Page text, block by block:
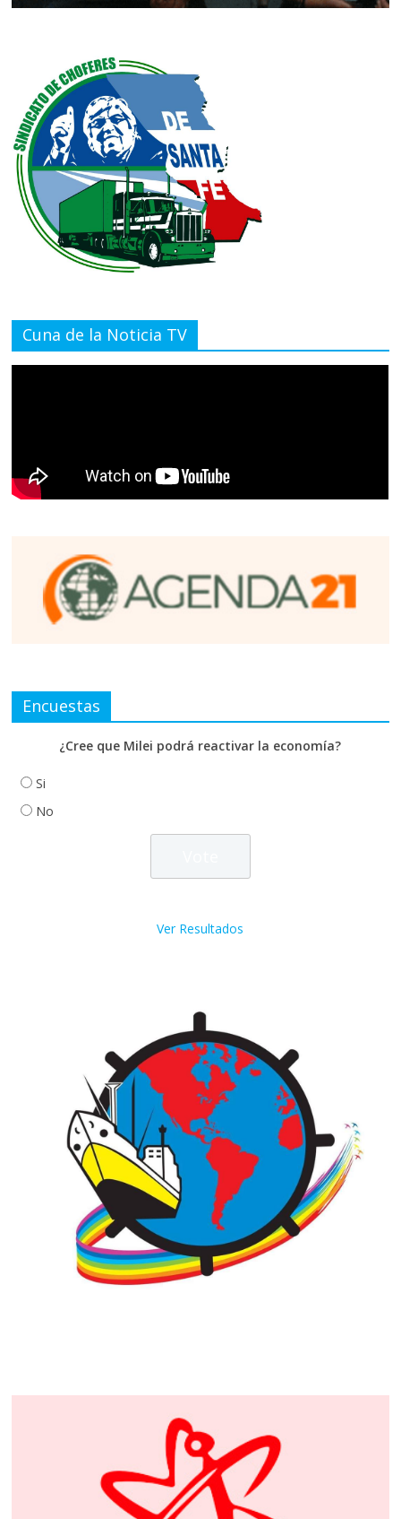
Cuna de la Noticia TV
Encuestas
¿Cree que Milei podrá reactivar la economía?
Si
No
Ver Resultados